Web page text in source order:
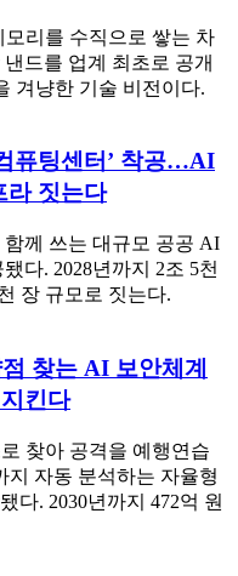
리를 수직으로 쌓는 차
드를 업계 최초로 공개
겨냥한 기술 비전이다.
퓨팅센터’ 착공…AI
라 짓는다
께 쓰는 대규모 공공 AI
다. 2028년까지 2조 5천
장 규모로 짓는다.
찾는 AI 보안체계
킨다
찾아 공격을 예행연습
지 자동 분석하는 자율형
다. 2030년까지 472억 원